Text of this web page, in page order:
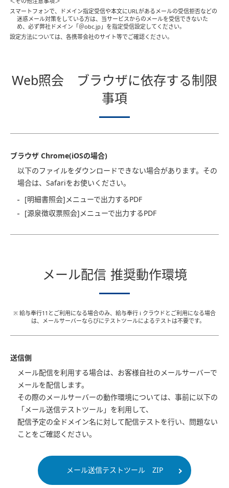
＜その他注意事項＞
スマートフォンで、ドメイン指定受信や本文にURLがあるメールの受信拒否などの
迷惑メール対策をしている方は、当サービスからのメールを受信できないた
め、必ず弊社ドメイン「＠obc.jp」を指定受信設定してください。
設定方法については、各携帯会社のサイト等でご確認ください。
Web照会 ブラウザに依存する制限
事項
ブラウザ Chrome(iOSの場合)
以下のファイルをダウンロードできない場合があります。その
場合は、Safariをお使いください。
[明細書照会]メニューで出力するPDF
[源泉徴収票照会]メニューで出力するPDF
メール配信 推奨動作環境
※ 給与奉行11とご利用になる場合のみ、給与奉行 i クラウドとご利用になる場合
は、メールサーバーならびにテストツールによるテストは不要です。
送信側
メール配信を利用する場合は、お客様自社のメールサーバーで
メールを配信します。
その際のメールサーバーの動作環境については、事前に以下の
「メール送信テストツール」を利用して、
配信予定の全ドメイン名に対して配信テストを行い、問題ない
ことをご確認ください。
メール送信テストツール ZIP